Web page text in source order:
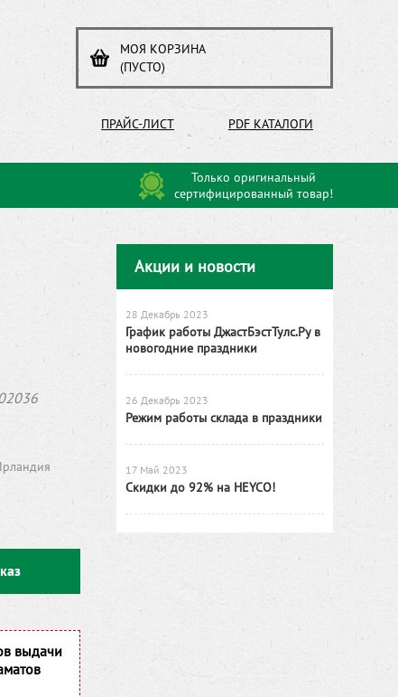
МОЯ КОРЗИНА
(ПУСТО)
ПРАЙС-ЛИСТ PDF КАТАЛОГИ
Только оригинальный
сертифицированный товар!
выдачи
Акции и новости
28 Декабрь 2023
График работы ДжастБэстТулс.Ру в
новогодние праздники
26 Декабрь 2023
Режим работы склада в праздники
17 Май 2023
Скидки до 92% на HEYCO!